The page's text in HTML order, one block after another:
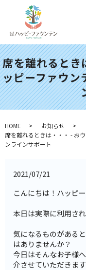
席を離れるとき
ッピーファウン
HOME
お知らせ
席を離れるときは・・・ - お
ンラインサポート
2021/07/21
こんにちは！ハッピ
本日は実際に利用さ
気になるものがある
はありませんか？
今日はそんなお子様
介させていただきます